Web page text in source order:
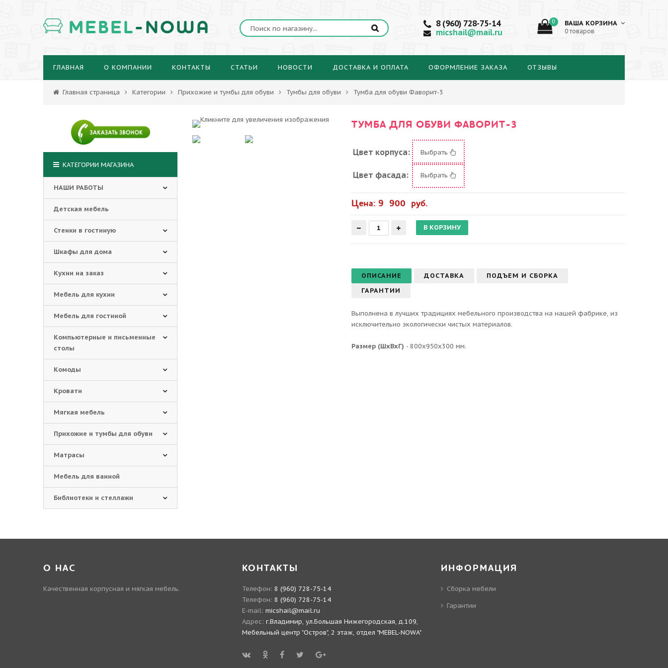
MEBEL-NOWA
8 (960) 728-75-14
micshail@mail.ru
0 ВАША КОРЗИНА
0 товаров
ГЛАВНАЯ О КОМПАНИИ КОНТАКТЫ СТАТЬИ НОВОСТИ ДОСТАВКА И ОПЛАТА ОФОРМЛЕНИЕ ЗАКАЗА ОТЗЫВЫ
Главная страница Категории Прихожие и тумбы для обуви Тумбы для обуви Тумба для обуви Фаворит-3
ТУМБА ДЛЯ ОБУВИ ФАВОРИТ-3
Цвет корпуса: Выбрать
Цвет фасада: Выбрать
Цена: 9 900 руб.
ОПИСАНИЕ ДОСТАВКА
ПОДЪЕМ И СБОРКА
ГАРАНТИИ
Выполнена в лучших традициях мебельного производства на нашей фабрике, из
исключительно экологически чистых материалов.
Размер (ШхВхГ) - 800х950х300 мм.
КАТЕГОРИИ МАГАЗИНА
НАШИ РАБОТЫ
Детская мебель
Стенки в гостиную
Шкафы для дома
Кухни на заказ
Мебель для кухни
Мебель для гостиной
Компьютерные и письменные
столы
Комоды
Кровати
Мягкая мебель
Прихожие и тумбы для обуви
Матрасы
Мебель для ванной
Библиотеки и стеллажи
О НАС
Качественная корпусная и мягкая мебель.
КОНТАКТЫ
Телефон: 8 (960) 728-75-14
Телефон: 8 (960) 728-75-14
E-mail: micshail@mail.ru
Адрес: г.Владимир, ул.Большая Нижегородская, д.109,
Мебельный центр "Остров", 2 этаж, отдел "MEBEL-NOWA"
ИНФОРМАЦИЯ
Сборка мебели
Гарантии